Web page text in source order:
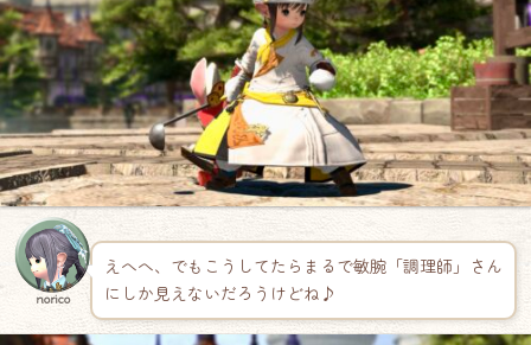
norico
えへへ、でもこうしてたらまるで敏腕「調理師」さん
にしか見えないだろうけどね♪